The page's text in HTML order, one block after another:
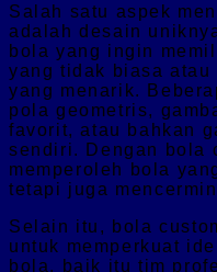
Salah satu aspek
adalah desain
bola yang ingin
yang tidak biasa
yang menarik.
pola geometris,
favorit, atau bahkan
sendiri. Dengan bola
memperoleh bola
tetapi juga
Selain itu, bola
untuk memperkuat
bola, baik itu tim